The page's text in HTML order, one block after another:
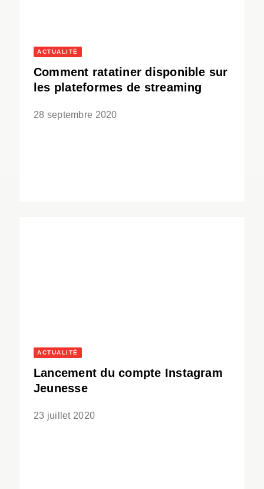
ACTUALITÉ
Comment ratatiner disponible sur
les plateformes de streaming
28 septembre 2020
ACTUALITÉ
Lancement du compte Instagram
Jeunesse
23 juillet 2020